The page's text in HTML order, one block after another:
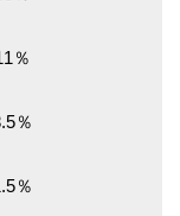
％
％
％